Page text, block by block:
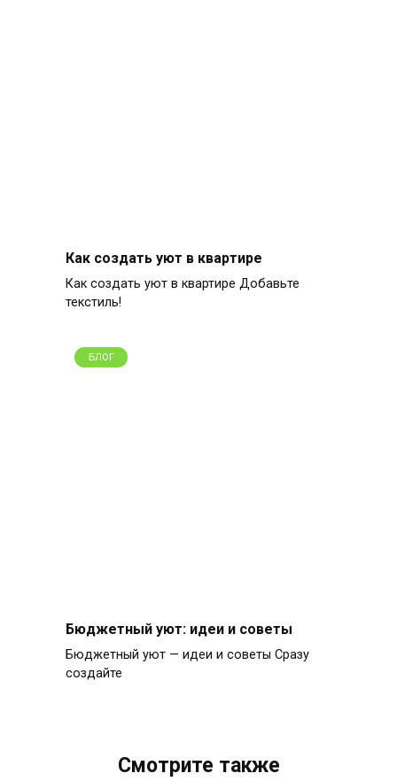
Как создать уют в квартире
Как создать уют в квартире Добавьте
текстиль!
БЛОГ
Бюджетный уют: идеи и советы
Бюджетный уют — идеи и советы Сразу
создайте
Смотрите также